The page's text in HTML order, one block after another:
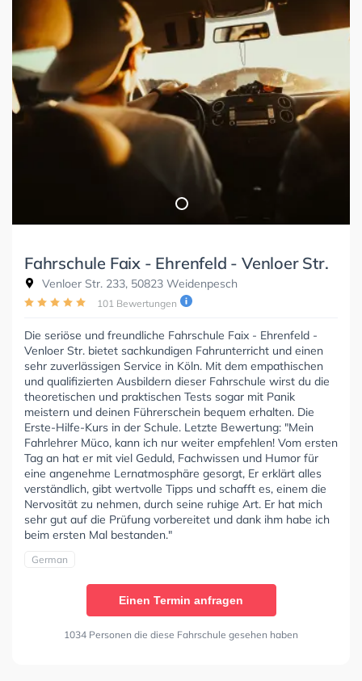
Fahrschule Faix - Ehrenfeld - Venloer Str.
Venloer Str. 233, 50823 Weidenpesch
101 Bewertungen
Die seriöse und freundliche Fahrschule Faix - Ehrenfeld -
Venloer Str. bietet sachkundigen Fahrunterricht und einen
sehr zuverlässigen Service in Köln. Mit dem empathischen
und qualifizierten Ausbildern dieser Fahrschule wirst du die
theoretischen und praktischen Tests sogar mit Panik
meistern und deinen Führerschein bequem erhalten. Die
Erste-Hilfe-Kurs in der Schule. Letzte Bewertung: "Mein
Fahrlehrer Müco, kann ich nur weiter empfehlen! Vom ersten
Tag an hat er mit viel Geduld, Fachwissen und Humor für
eine angenehme Lernatmosphäre gesorgt, Er erklärt alles
verständlich, gibt wertvolle Tipps und schafft es, einem die
Nervosität zu nehmen, durch seine ruhige Art. Er hat mich
sehr gut auf die Prüfung vorbereitet und dank ihm habe ich
beim ersten Mal bestanden."
German
Einen Termin anfragen
1034 Personen die diese Fahrschule gesehen haben